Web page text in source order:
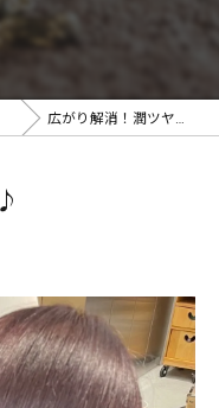
広がり解消！潤ツヤ髪へ♪